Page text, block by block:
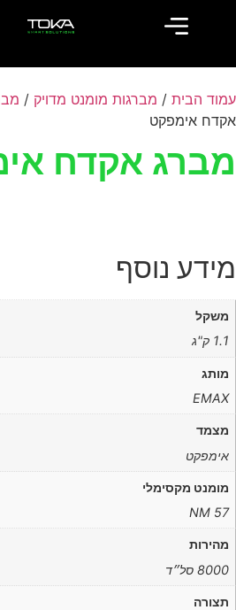
עמוד הבית / מברגות מומנט מדויק /
אקדח אימפקט
מברג אקדח
מידע נוסף
משקל
1.1 ק"ג
מותג
EMAX
מצמד
אימפקט
מומנט מקסימלי
NM 57
מהירות
8000 סל״ד
תצורה